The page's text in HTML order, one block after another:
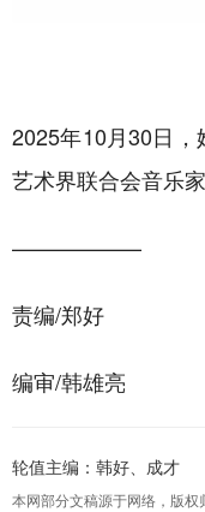
2025年10月30日
艺术界联合会音乐
——————
责编/郑好
编审/韩雄亮
轮值主编：韩好、成才
本网部分文稿源于网络，版